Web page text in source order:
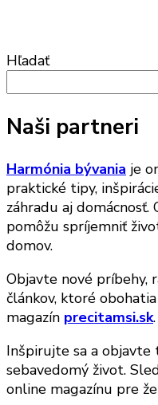
Hľadať
Naši partneri
Harmónia bývania je
praktické tipy,
záhradu aj
pomôžu spríjemniť
domov.
Objavte nové príbehy,
článkov, ktoré
magazín precitamsi.sk.
Inšpirujte sa a
sebavedomý život.
online magazínu pre